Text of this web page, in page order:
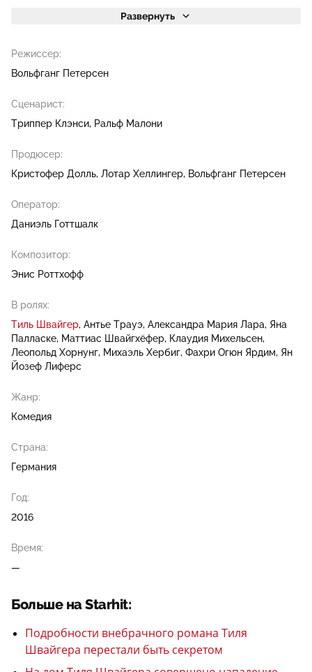
Развернуть
Режиссер:
Вольфганг Петерсен
Сценарист:
Триппер Клэнси Ральф Малони
Продюсер:
Кристофер Долль Лотар Хеллингер Вольфганг Петерсен
Оператор:
Даниэль Готтшалк
Композитор:
Энис Роттхофф
В ролях:
Тиль Швайгер Антье Трауэ Александра Мария Лара Яна
Палласке Маттиас Швайгхёфер Клаудия Михельсен
Леопольд Хорнунг Михаэль Хербиг Фахри Огюн Ярдим Ян
Йозеф Лиферс
Жанр:
Комедия
Страна:
Германия
Год:
2016
Время:
—
Больше на Starhit:
Подробности внебрачного романа Тиля
Швайгера перестали быть секретом